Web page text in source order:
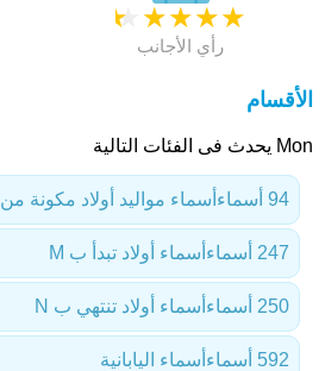
★
★
★
★
★
رأي الأجانب
الأقسام
Mon يحدث فى الفئات التالية
أسماء مواليد أولاد مكونة من 4 حروف 94 أسماء
أسماء أولاد تبدأ ب M 247 أسماء
أسماء أولاد تنتهي ب N 250 أسماء
أسماء اليابانية 592 أسماء